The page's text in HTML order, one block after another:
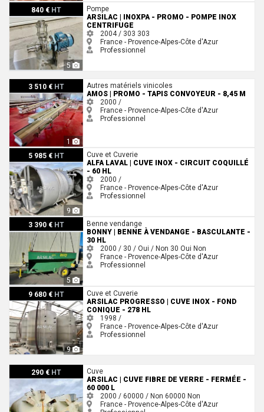
840 € HT
5
ARSILAC | INOXPA - PROMO - Pompe inox centrifuge
Pompe
ARSILAC | INOXPA - PROMO - POMPE INOX
CENTRIFUGE
2004 / 303 303
France - Provence-Alpes-Côte d'Azur
Professionnel
3 510 € HT
1
Amos | PROMO - Tapis convoyeur - 8,45 M
Autres matériels vinicoles
AMOS | PROMO - TAPIS CONVOYEUR - 8,45 M
2000 /
France - Provence-Alpes-Côte d'Azur
Professionnel
5 985 € HT
9
ALFA LAVAL | Cuve inox - Circuit coquillé - 60 HL
Cuve et Cuverie
ALFA LAVAL | CUVE INOX - CIRCUIT COQUILLÉ
- 60 HL
2000 /
France - Provence-Alpes-Côte d'Azur
Professionnel
3 390 € HT
5
Bonny | Benne à vendange - Basculante - 30 HL
Benne vendange
BONNY | BENNE À VENDANGE - BASCULANTE -
30 HL
2000 / 30 / Oui / Non 30 Oui Non
France - Provence-Alpes-Côte d'Azur
Professionnel
9 680 € HT
9
ARSILAC PROGRESSO | Cuve inox - Fond conique - 278 HL
Cuve et Cuverie
ARSILAC PROGRESSO | CUVE INOX - FOND
CONIQUE - 278 HL
1998 /
France - Provence-Alpes-Côte d'Azur
Professionnel
290 € HT
ARSILAC | Cuve fibre de verre - Fermée - 60 000 L
Cuve
ARSILAC | CUVE FIBRE DE VERRE - FERMÉE -
60 000 L
2000 / 60000 / Non 60000 Non
France - Provence-Alpes-Côte d'Azur